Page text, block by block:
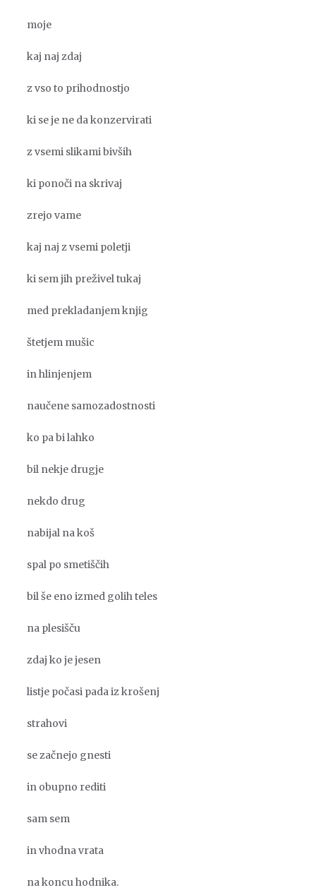
moje
kaj naj zdaj
z vso to prihodnostjo
ki se je ne da konzervirati
z vsemi slikami bivših
ki ponoči na skrivaj
zrejo vame
kaj naj z vsemi poletji
ki sem jih preživel tukaj
med prekladanjem knjig
štetjem mušic
in hlinjenjem
naučene samozadostnosti
ko pa bi lahko
bil nekje drugje
nekdo drug
nabijal na koš
spal po smetiščih
bil še eno izmed golih teles
na plesišču
zdaj ko je jesen
listje počasi pada iz krošenj
strahovi
se začnejo gnesti
in obupno rediti
sam sem
in vhodna vrata
na koncu hodnika.